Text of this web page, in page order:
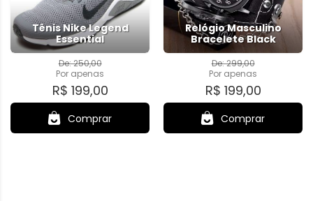
Tênis Nike Legend
Essential
De: 250,00
Por apenas
R$ 199,00
Comprar
Relógio Masculino
Bracelete Black
De: 299,00
Por apenas
R$ 199,00
Comprar